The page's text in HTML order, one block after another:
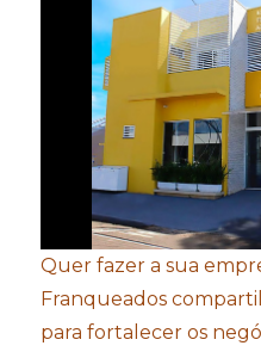
Quer fazer a sua
Franqueados
para fortalecer os